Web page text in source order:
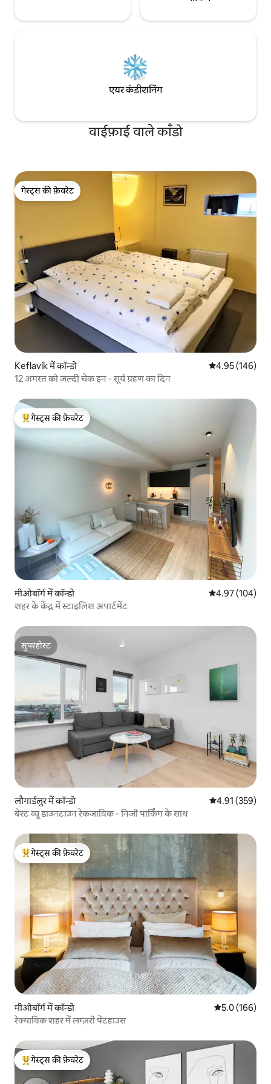
एयर कंडीशनिंग
वाईफ़ाई वाले काँडो
गेस्ट्स की फ़ेवरेट
गेस्ट्स की फ़ेवरेट
Keflavík में कॉन्डो औसत रेटिंग 5 में से
4.95 (146)
12 अगस्त को जल्दी चेक इन - सूर्य ग्रहण का दिन
गेस्ट्स का टॉप फ़ेवरेट
गेस्ट्स की फ़ेवरेट
मीओबॉर्ग में कॉन्डो औसत रेटिंग 5 में से
4.97 (104)
शहर के केंद्र में स्टाइलिश अपार्टमेंट
सुपरहोस्ट
सुपरहोस्ट
लौगार्डलुर में कॉन्डो औसत रेटिंग 5 में से
4.91 (359)
बेस्ट व्यू डाउनटाउन रेकजाविक - निजी पार्किंग के साथ
गेस्ट्स का टॉप फ़ेवरेट
गेस्ट्स की फ़ेवरेट
मीओबॉर्ग में कॉन्डो औसत रेटिंग 5 में
5.0 (166)
रेक्याविक शहर में लग्ज़री पेंटहाउस
गेस्ट्स का टॉप फ़ेवरेट
गेस्ट्स की फ़ेवरेट